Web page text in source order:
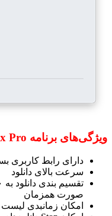
ویژگی‌های برنامه Folx Pro
دارای رابط کاربری
سرعت بالای دانلود
صورت همزمان
امکان زمانبدی لیست